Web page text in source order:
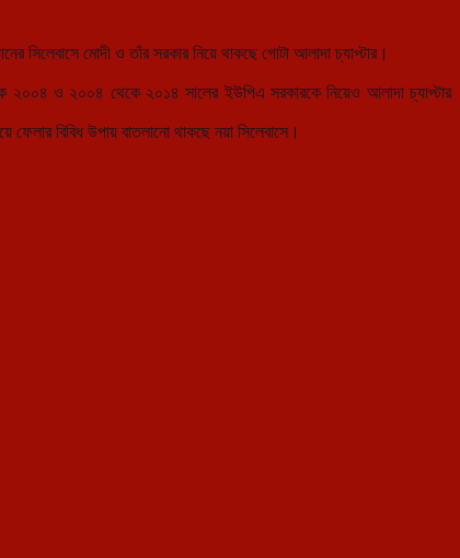
সিলেবাসে মোদী ও তাঁর সরকার নিয়ে থাকছে গোটা আলাদা চ্যাপ্টার।
২০০৪ ও ২০০৪ থেকে ২০১৪ সালের ইউপিএ সরকারকে নিয়েও আলাদা চ্যাপ্টার
বিবিধ উপায় বাতলানো থাকছে নয়া সিলেবাসে।